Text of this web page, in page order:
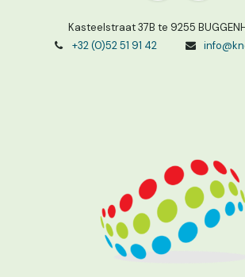
Kasteelstraat 37B te 9255
+32 (0)52 51 91 42